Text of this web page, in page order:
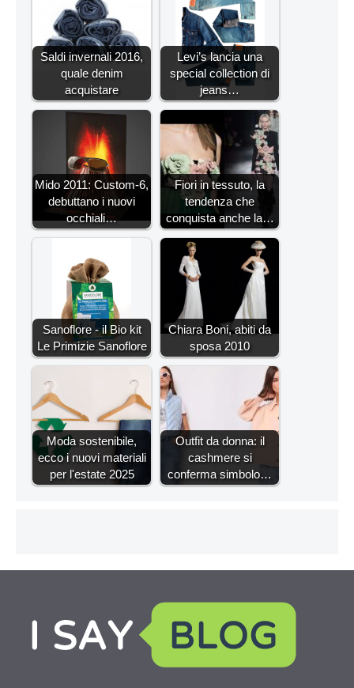
Saldi invernali 2016,
quale denim
acquistare
Levi’s lancia una
special collection di
jeans…
Mido 2011: Custom-6,
debuttano i nuovi
occhiali…
Fiori in tessuto, la
tendenza che
conquista anche la…
Sanoflore - il Bio kit
Le Primizie Sanoflore
Chiara Boni, abiti da
sposa 2010
Moda sostenibile,
ecco i nuovi materiali
per l'estate 2025
Outfit da donna: il
cashmere si
conferma simbolo…